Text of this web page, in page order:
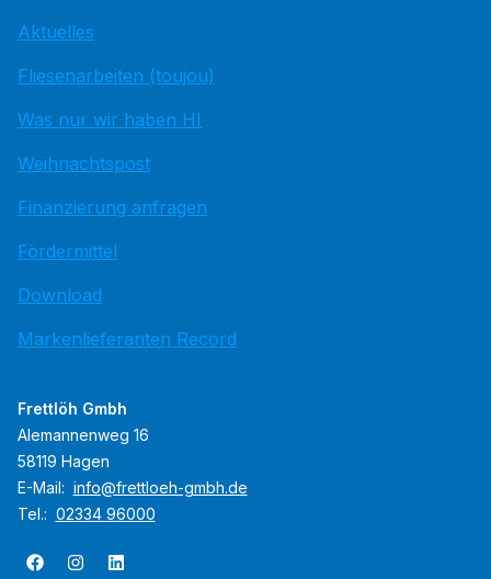
Aktuelles
Fliesenarbeiten (toujou)
Was nur wir haben HI
Weihnachtspost
Finanzierung anfragen
Fördermittel
Download
Markenlieferanten Record
Frettlöh Gmbh
Alemannenweg 16
58119 Hagen
E-Mail: info@frettloeh-gmbh.de
Tel.: 02334 96000